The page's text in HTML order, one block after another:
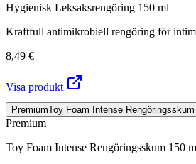
Hygienisk Leksaksrengöring 150 ml
Kraftfull antimikrobiell rengöring för
8,49 €
Visa produkt
PremiumToy Foam Intense Rengöringsskum
Premium
Toy Foam Intense Rengöringsskum 150